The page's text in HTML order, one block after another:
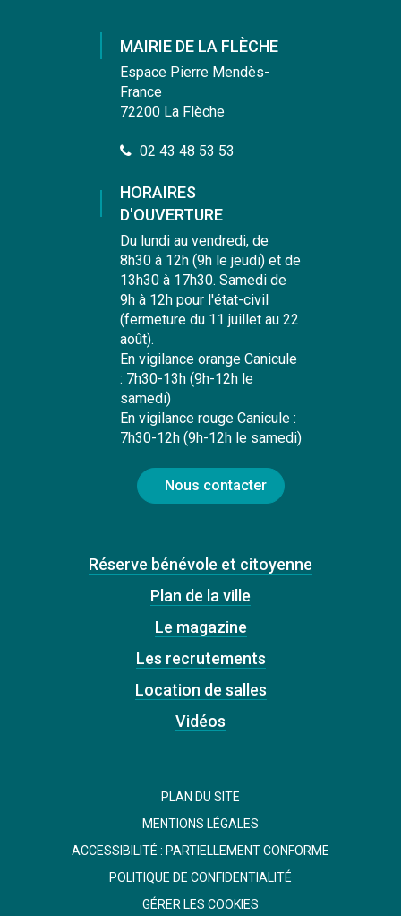
comptecomptecompte
chaîne
MAIRIE DE LA FLÈCHE
Espace Pierre Mendès-
France
72200 La Flèche
02 43 48 53 53
HORAIRES
D'OUVERTURE
Du lundi au vendredi, de
8h30 à 12h (9h le jeudi) et de
13h30 à 17h30. Samedi de
9h à 12h pour l'état-civil
(fermeture du 11 juillet au 22
août).
En vigilance orange Canicule
: 7h30-13h (9h-12h le
samedi)
En vigilance rouge Canicule :
7h30-12h (9h-12h le samedi)
Nous contacter
Réserve bénévole et citoyenne
Plan de la ville
Le magazine
Les recrutements
Location de salles
Vidéos
PLAN DU SITE
MENTIONS LÉGALES
ACCESSIBILITÉ : PARTIELLEMENT CONFORME
POLITIQUE DE CONFIDENTIALITÉ
GÉRER LES COOKIES